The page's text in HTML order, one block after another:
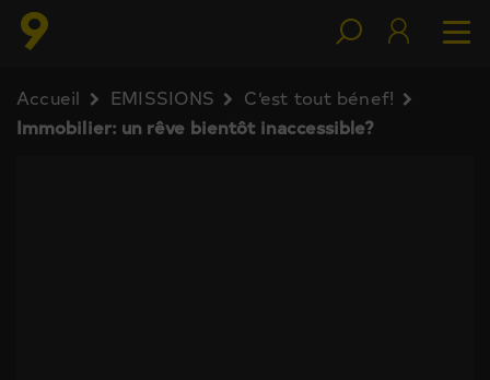
Accueil EMISSIONS
C’est tout bénef!
Immobilier: un rêve bientôt inaccessible?